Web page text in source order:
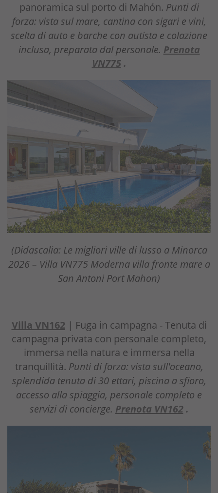
panoramica sul porto di Mahón. Punti di
forza: vista sul mare, cantina con sigari e vini,
scelta di auto e barche con autista e colazione
inclusa, preparata dal personale. Prenota
VN775 .
(Didascalia: Le migliori ville di lusso a Minorca
2026 – Villa VN775 Moderna villa fronte mare a
San Antoni Port Mahon)
Villa VN162| Fuga in campagna - Tenuta di
campagna privata con personale completo,
immersa nella natura e immersa nella
tranquillità. Punti di forza: vista sull'oceano,
splendida tenuta di 30 ettari, piscina a sfioro,
accesso alla spiaggia, personale completo e
servizi di concierge. Prenota VN162 .